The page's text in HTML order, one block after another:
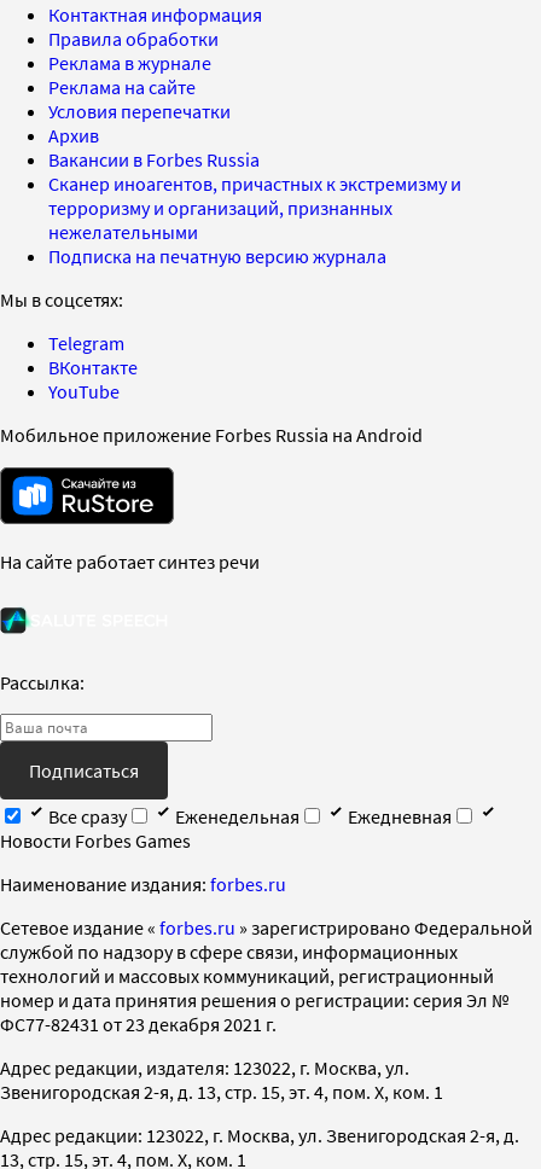
Контактная информация
Правила обработки
Реклама в журнале
Реклама на сайте
Условия перепечатки
Архив
Вакансии в Forbes Russia
Сканер иноагентов, причастных к экстремизму и
терроризму и организаций, признанных
нежелательными
Подписка на печатную версию журнала
Мы в соцсетях:
Telegram
ВКонтакте
YouTube
Мобильное приложение Forbes Russia на Android
На сайте работает синтез речи
Рассылка:
Подписаться
Все сразу
Еженедельная
Ежедневная
Новости Forbes Games
Наименование издания: forbes.ru
Cетевое издание « forbes.ru » зарегистрировано Федеральной
службой по надзору в сфере связи, информационных
технологий и массовых коммуникаций, регистрационный
номер и дата принятия решения о регистрации: серия Эл №
ФС77-82431 от 23 декабря 2021 г.
Адрес редакции, издателя: 123022, г. Москва, ул.
Звенигородская 2-я, д. 13, стр. 15, эт. 4, пом. X, ком. 1
Адрес редакции: 123022, г. Москва, ул. Звенигородская 2-я, д.
13, стр. 15, эт. 4, пом. X, ком. 1